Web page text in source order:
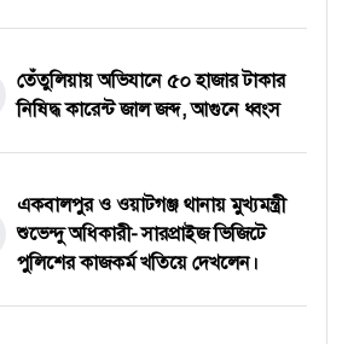
তেঁতুলিয়ায় অভিযানে ৫০ হাজার টাকার
নিষিদ্ধ কারেন্ট জাল জব্দ, আগুনে ধ্বংস
একবালপুর ও ওয়াটগঞ্জ থানায় মুখ্যমন্ত্রী
শুভেন্দু অধিকারী- সারপ্রাইজ ভিজিটে
পুলিশের কাজকর্ম খতিয়ে দেখলেন।